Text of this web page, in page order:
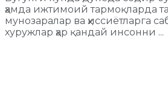
ҳамда ижтимоий тармоқларда
мунозаралар ва ҳиссиётларга
хуружлар ҳар қандай инсонни ...